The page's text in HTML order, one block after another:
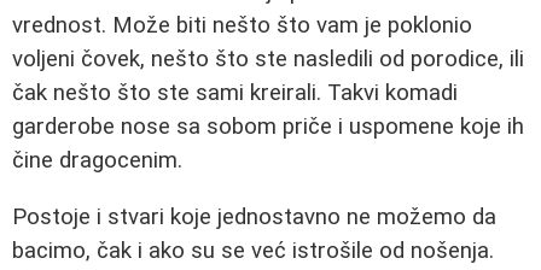
vrednost. Može biti nešto što vam je poklonio
voljeni čovek, nešto što ste nasledili od porodice, ili
čak nešto što ste sami kreirali. Takvi komadi
garderobe nose sa sobom priče i uspomene koje ih
čine dragocenim.
Postoje i stvari koje jednostavno ne možemo da
bacimo, čak i ako su se već istrošile od nošenja.